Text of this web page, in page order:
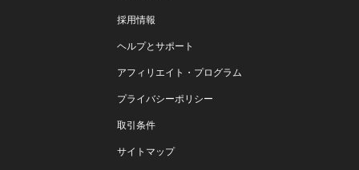
採用情報
ヘルプとサポート
アフィリエイト・プログラム
プライバシーポリシー
取引条件
サイトマップ